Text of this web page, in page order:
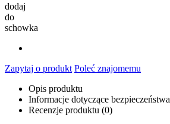
dodaj
do
schowka
Zapytaj o produkt Poleć znajomemu
Opis produktu
Informacje dotyczące bezpieczeństwa
Recenzje produktu (0)